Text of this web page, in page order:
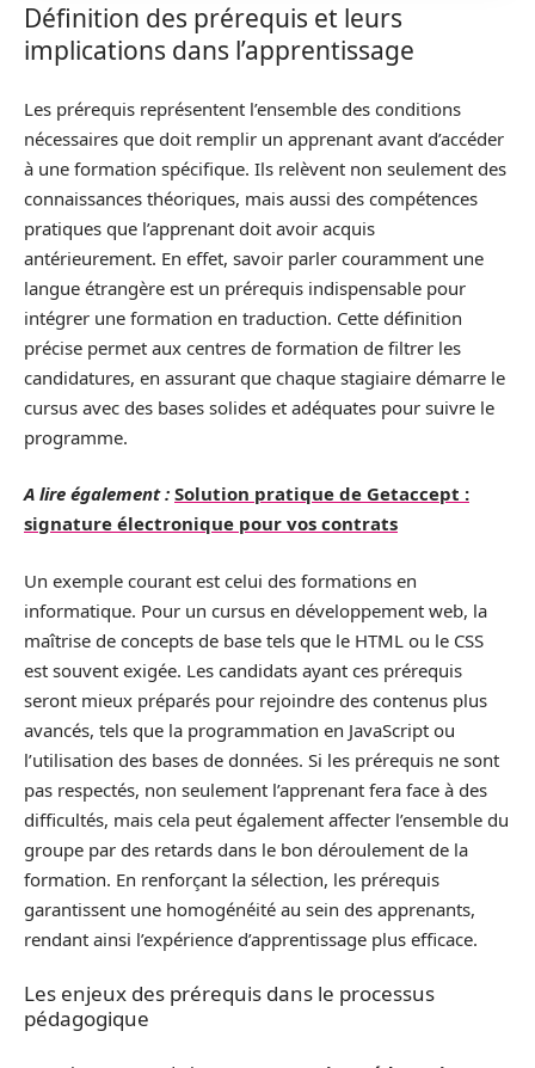
Définition des prérequis et leurs
implications dans l’apprentissage
Les prérequis représentent l’ensemble des conditions
nécessaires que doit remplir un apprenant avant d’accéder
à une formation spécifique. Ils relèvent non seulement des
connaissances théoriques, mais aussi des compétences
pratiques que l’apprenant doit avoir acquis
antérieurement. En effet, savoir parler couramment une
langue étrangère est un prérequis indispensable pour
intégrer une formation en traduction. Cette définition
précise permet aux centres de formation de filtrer les
candidatures, en assurant que chaque stagiaire démarre le
cursus avec des bases solides et adéquates pour suivre le
programme.
A lire également : Solution pratique de Getaccept :
signature électronique pour vos contrats
Un exemple courant est celui des formations en
informatique. Pour un cursus en développement web, la
maîtrise de concepts de base tels que le HTML ou le CSS
est souvent exigée. Les candidats ayant ces prérequis
seront mieux préparés pour rejoindre des contenus plus
avancés, tels que la programmation en JavaScript ou
l’utilisation des bases de données. Si les prérequis ne sont
pas respectés, non seulement l’apprenant fera face à des
difficultés, mais cela peut également affecter l’ensemble du
groupe par des retards dans le bon déroulement de la
formation. En renforçant la sélection, les prérequis
garantissent une homogénéité au sein des apprenants,
rendant ainsi l’expérience d’apprentissage plus efficace.
Les enjeux des prérequis dans le processus
pédagogique